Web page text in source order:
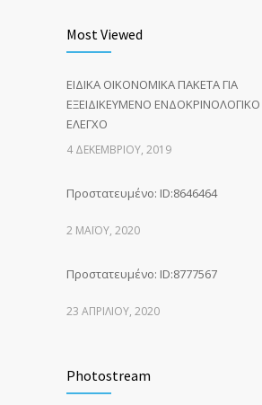
Most Viewed
ΕΙΔΙΚΑ ΟΙΚΟΝΟΜΙΚΑ ΠΑΚΕΤΑ ΓΙΑ
ΕΞΕΙΔΙΚΕΥΜΕΝΟ ΕΝΔΟΚΡΙΝΟΛΟΓΙΚΟ
ΕΛΕΓΧΟ
4 ΔΕΚΕΜΒΡΊΟΥ, 2019
Πρoστατευμένο: ID:8646464
2 ΜΑΪ́ΟΥ, 2020
Πρoστατευμένο: ID:8777567
23 ΑΠΡΙΛΊΟΥ, 2020
Photostream